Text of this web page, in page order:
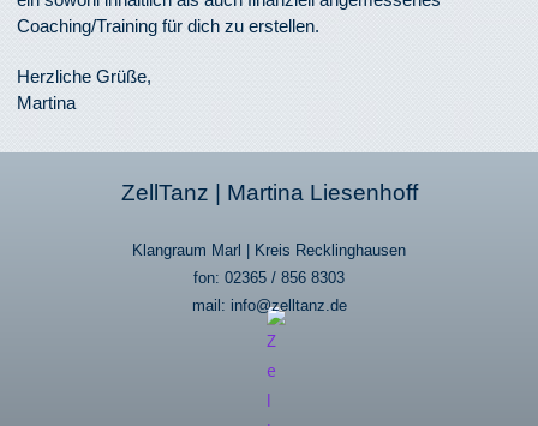
Coaching/Training für dich zu erstellen.
Herzliche Grüße,
Martina
ZellTanz | Martina Liesenhoff
Klangraum Marl | Kreis Recklinghausen
fon: 02365 / 856 8303
mail: info@zelltanz.de